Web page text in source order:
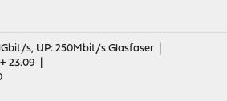
s, UP: 250Mbit/s Glasfaser |
23.09 |